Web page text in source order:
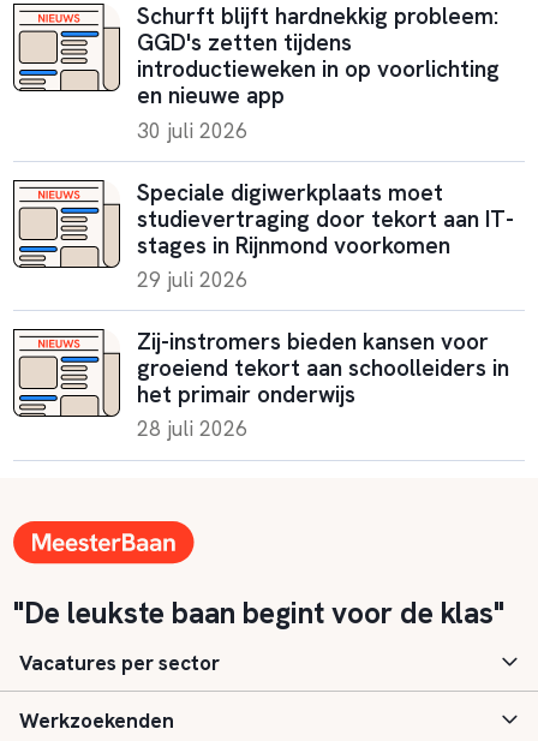
Schurft blijft hardnekkig probleem:
GGD's zetten tijdens
introductieweken in op voorlichting
en nieuwe app
30 juli 2026
Speciale digiwerkplaats moet
studievertraging door tekort aan IT-
stages in Rijnmond voorkomen
29 juli 2026
Zij-instromers bieden kansen voor
groeiend tekort aan schoolleiders in
het primair onderwijs
28 juli 2026
"De leukste baan begint voor de klas"
Vacatures per sector
Basisonderwijs
Werkzoekenden